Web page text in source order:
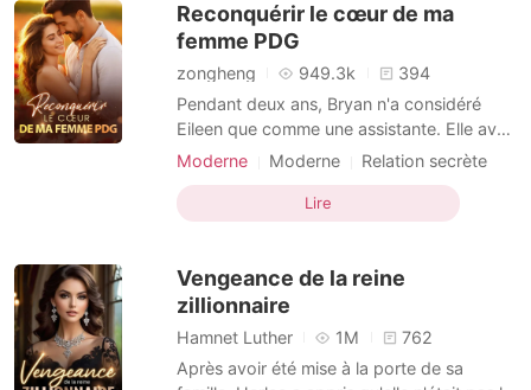
protéger. Je
Reconquérir le cœur de ma
femme PDG
zongheng 949.3k
394
Pendant deux ans, Bryan n'a considéré
Eileen que comme une assistante. Elle avait
besoin d'argent pour le traitement de sa
quitterait facilement. Il lui semblait juste de
l'aider en lui donnant de l'argent en
Bryan
Moderne Moderne
Relation secrète
PDG
Arrogant Histoire d'amour
Lire
Vengeance de la reine
zillionnaire
Hamnet Luther 1M
762
Après avoir été mise à la porte de sa